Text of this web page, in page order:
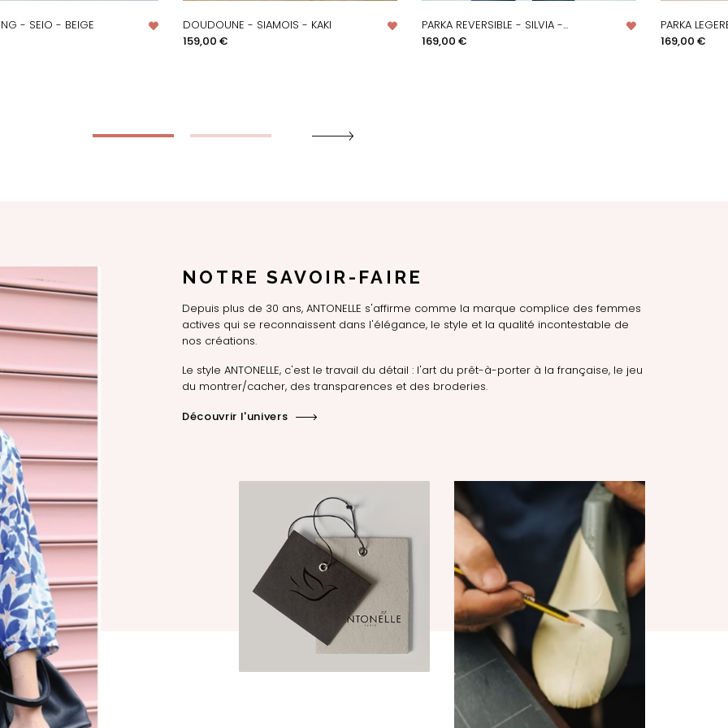
- SEIO - BEIGE
DOUDOUNE - SIAMOIS - KAKI
Prix
159,00 €
PARKA REVERSIBLE - SILVIA -...
Prix
169,00 €
PARKA
Prix
169,00 €
NOTRE SAVOIR-FAIRE
Depuis plus de 30 ans, ANTONELLE s'affirme comme la marque complice des femmes
actives qui se reconnaissent dans l'élégance, le style et la qualité incontestable de
nos créations.
Le style ANTONELLE, c'est le travail du détail : l'art du prêt-à-porter à la française, le jeu
du montrer/cacher, des transparences et des broderies.
Découvrir l'univers